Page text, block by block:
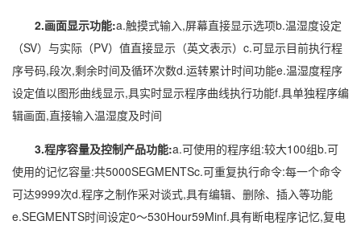
2.画面显示功能:a.触摸式输入,屏幕直接显示选项b.温湿度设定
（SV）与实际（PV）值直接显示（英文表示）c.可显示目前执行程
序号码,段次,剩余时间及循环次数d.运转累计时间功能e.温湿度程序
设定值以图形曲线显示,具实时显示程序曲线执行功能f.具单独程序编
辑画面,直接输入温湿度及时间
3.程序容量及控制产品功能:a.可使用的程序组:较大100组b.可
使用的记忆容量:共5000SEGMENTSc.可重复执行命令:每一个命令
可达9999次d.程序之制作采对谈式,具有编辑、删除、插入等功能
e.SEGMENTS时间设定0～530Hour59Minf.具有断电程序记忆,复电